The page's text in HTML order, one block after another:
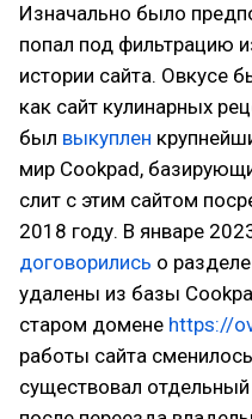
Изначально было
попал под фильтрацию
истории сайта. Овкусе
как сайт кулинарных
был выкуплен
мир Cookpad,
слит с этим сайтом
2018 году. В январе
договорились о
удалены из базы
старом домене https://
работы сайта
существовал